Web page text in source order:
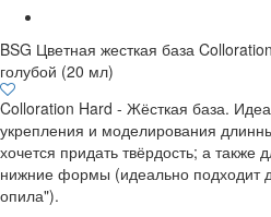
BSG Цветная жесткая база
голубой (20 мл)
Colloration Hard - Жёсткая база.
укрепления и моделирования
хочется придать твёрдость; а также
нижние формы (идеально подходит
опила").